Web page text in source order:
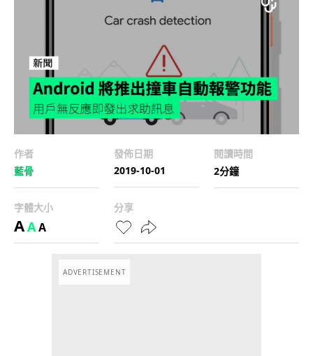
作者
藍骨
發佈日期
2019-10-01
閱讀時間
2分鐘
字體大小
AAA
分享
ADVERTISEMENT